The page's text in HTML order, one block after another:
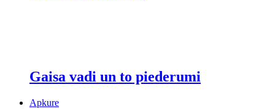
Gaisa vadi un to piederumi
Apkure